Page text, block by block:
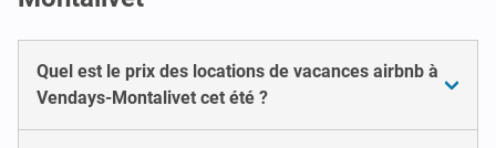
Quel est le prix des locations de vacances airbnb à
Vendays-Montalivet cet été ?